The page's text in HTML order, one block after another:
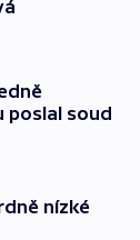
poslal soud
nízké